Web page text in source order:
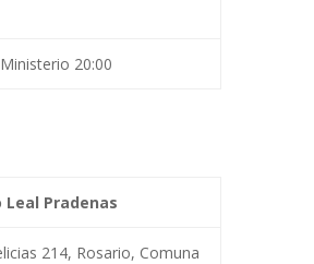
20:00
Leal Pradenas
214, Rosario, Comuna